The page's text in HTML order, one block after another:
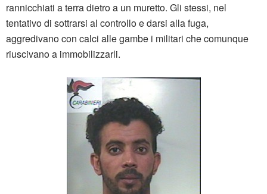
rannicchiati a terra dietro a un muretto. Gli stessi, nel
tentativo di sottrarsi al controllo e darsi alla fuga,
aggredivano con calci alle gambe i militari che comunque
riuscivano a immobilizzarli.